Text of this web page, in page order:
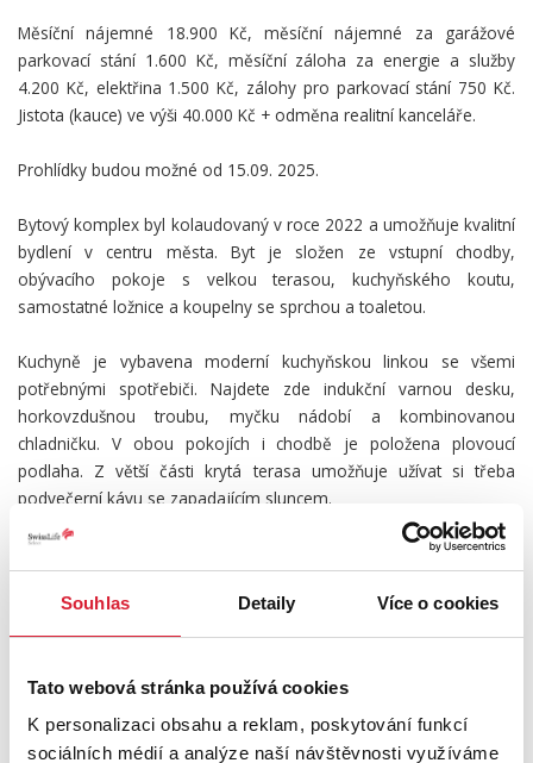
Souhlas Detaily Více o cookies
Tato webová stránka používá cookies
K personalizaci obsahu a reklam, poskytování funkcí
sociálních médií a analýze naší návštěvnosti využíváme
Měsíční nájemné 18.900 Kč, měsíční nájemné za garážové
parkovací stání 1.600 Kč, měsíční záloha za energie a služby
4.200 Kč, elektřina 1.500 Kč, zálohy pro parkovací stání 750 Kč.
Jistota (kauce) ve výši 40.000 Kč + odměna realitní kanceláře.
Prohlídky budou možné od 15.09. 2025.
Bytový komplex byl kolaudovaný v roce 2022 a umožňuje kvalitní
bydlení v centru města. Byt je složen ze vstupní chodby,
obývacího pokoje s velkou terasou, kuchyňského koutu,
samostatné ložnice a koupelny se sprchou a toaletou.
Kuchyně je vybavena moderní kuchyňskou linkou se všemi
potřebnými spotřebiči. Najdete zde indukční varnou desku,
horkovzdušnou troubu, myčku nádobí a kombinovanou
chladničku. V obou pokojích i chodbě je položena plovoucí
podlaha. Z větší části krytá terasa umožňuje užívat si třeba
podvečerní kávu se zapadajícím sluncem.
Hezky provedená a účelně zařízená koupelna je vybavena
Do domu se vstupuje s použitím bezpečnostního čipu. Zvýšenou
více bodovým uzamykacím systémem.
Díky tomu, že se byt nachází v centru města máte k dispozici